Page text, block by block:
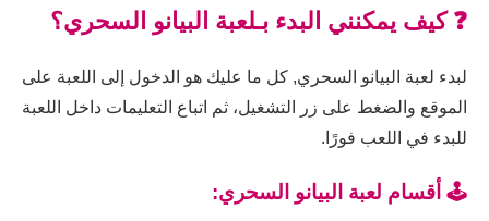
❓ كيف يمكنني البدء بـلعبة البيانو السحري؟
لبدء لعبة البيانو السحري, كل ما عليك هو الدخول إلى اللعبة على
الموقع والضغط على زر التشغيل، ثم اتباع التعليمات داخل اللعبة
للبدء في اللعب فورًا.
🕹️ أقسام لعبة البيانو السحري: